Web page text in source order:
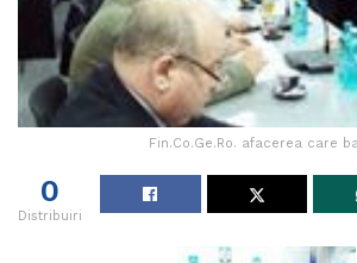
Fin.Co.Ge.Ro. afacerea care
0
Distribuiri